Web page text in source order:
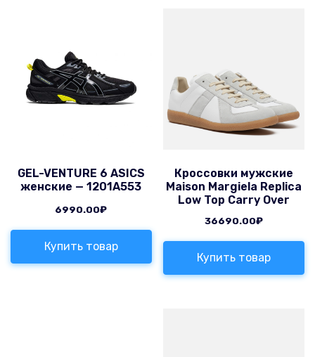
GEL-VENTURE 6 ASICS
женские — 1201A553
6990.00₽
Купить товар
Кроссовки мужские
Maison Margiela Replica
Low Top Carry Over
36690.00₽
Купить товар